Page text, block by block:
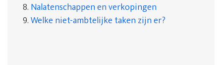
8. Nalatenschappen en verkopingen
9.Welke niet-ambtelijke taken zijn er?